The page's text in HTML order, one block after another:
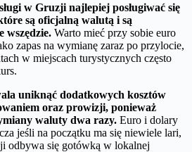
w Gruzji najlepiej posługiwać się
są oficjalną walutą i są
wszędzie. Warto mieć przy sobie euro
zapas na wymianę zaraz po przylocie,
w miejscach turystycznych często
uniknąć dodatkowych kosztów
oraz prowizji, ponieważ
waluty dwa razy. Euro i dolary
jeśli na początku ma się niewiele lari,
odbywa się gotówką w lokalnej